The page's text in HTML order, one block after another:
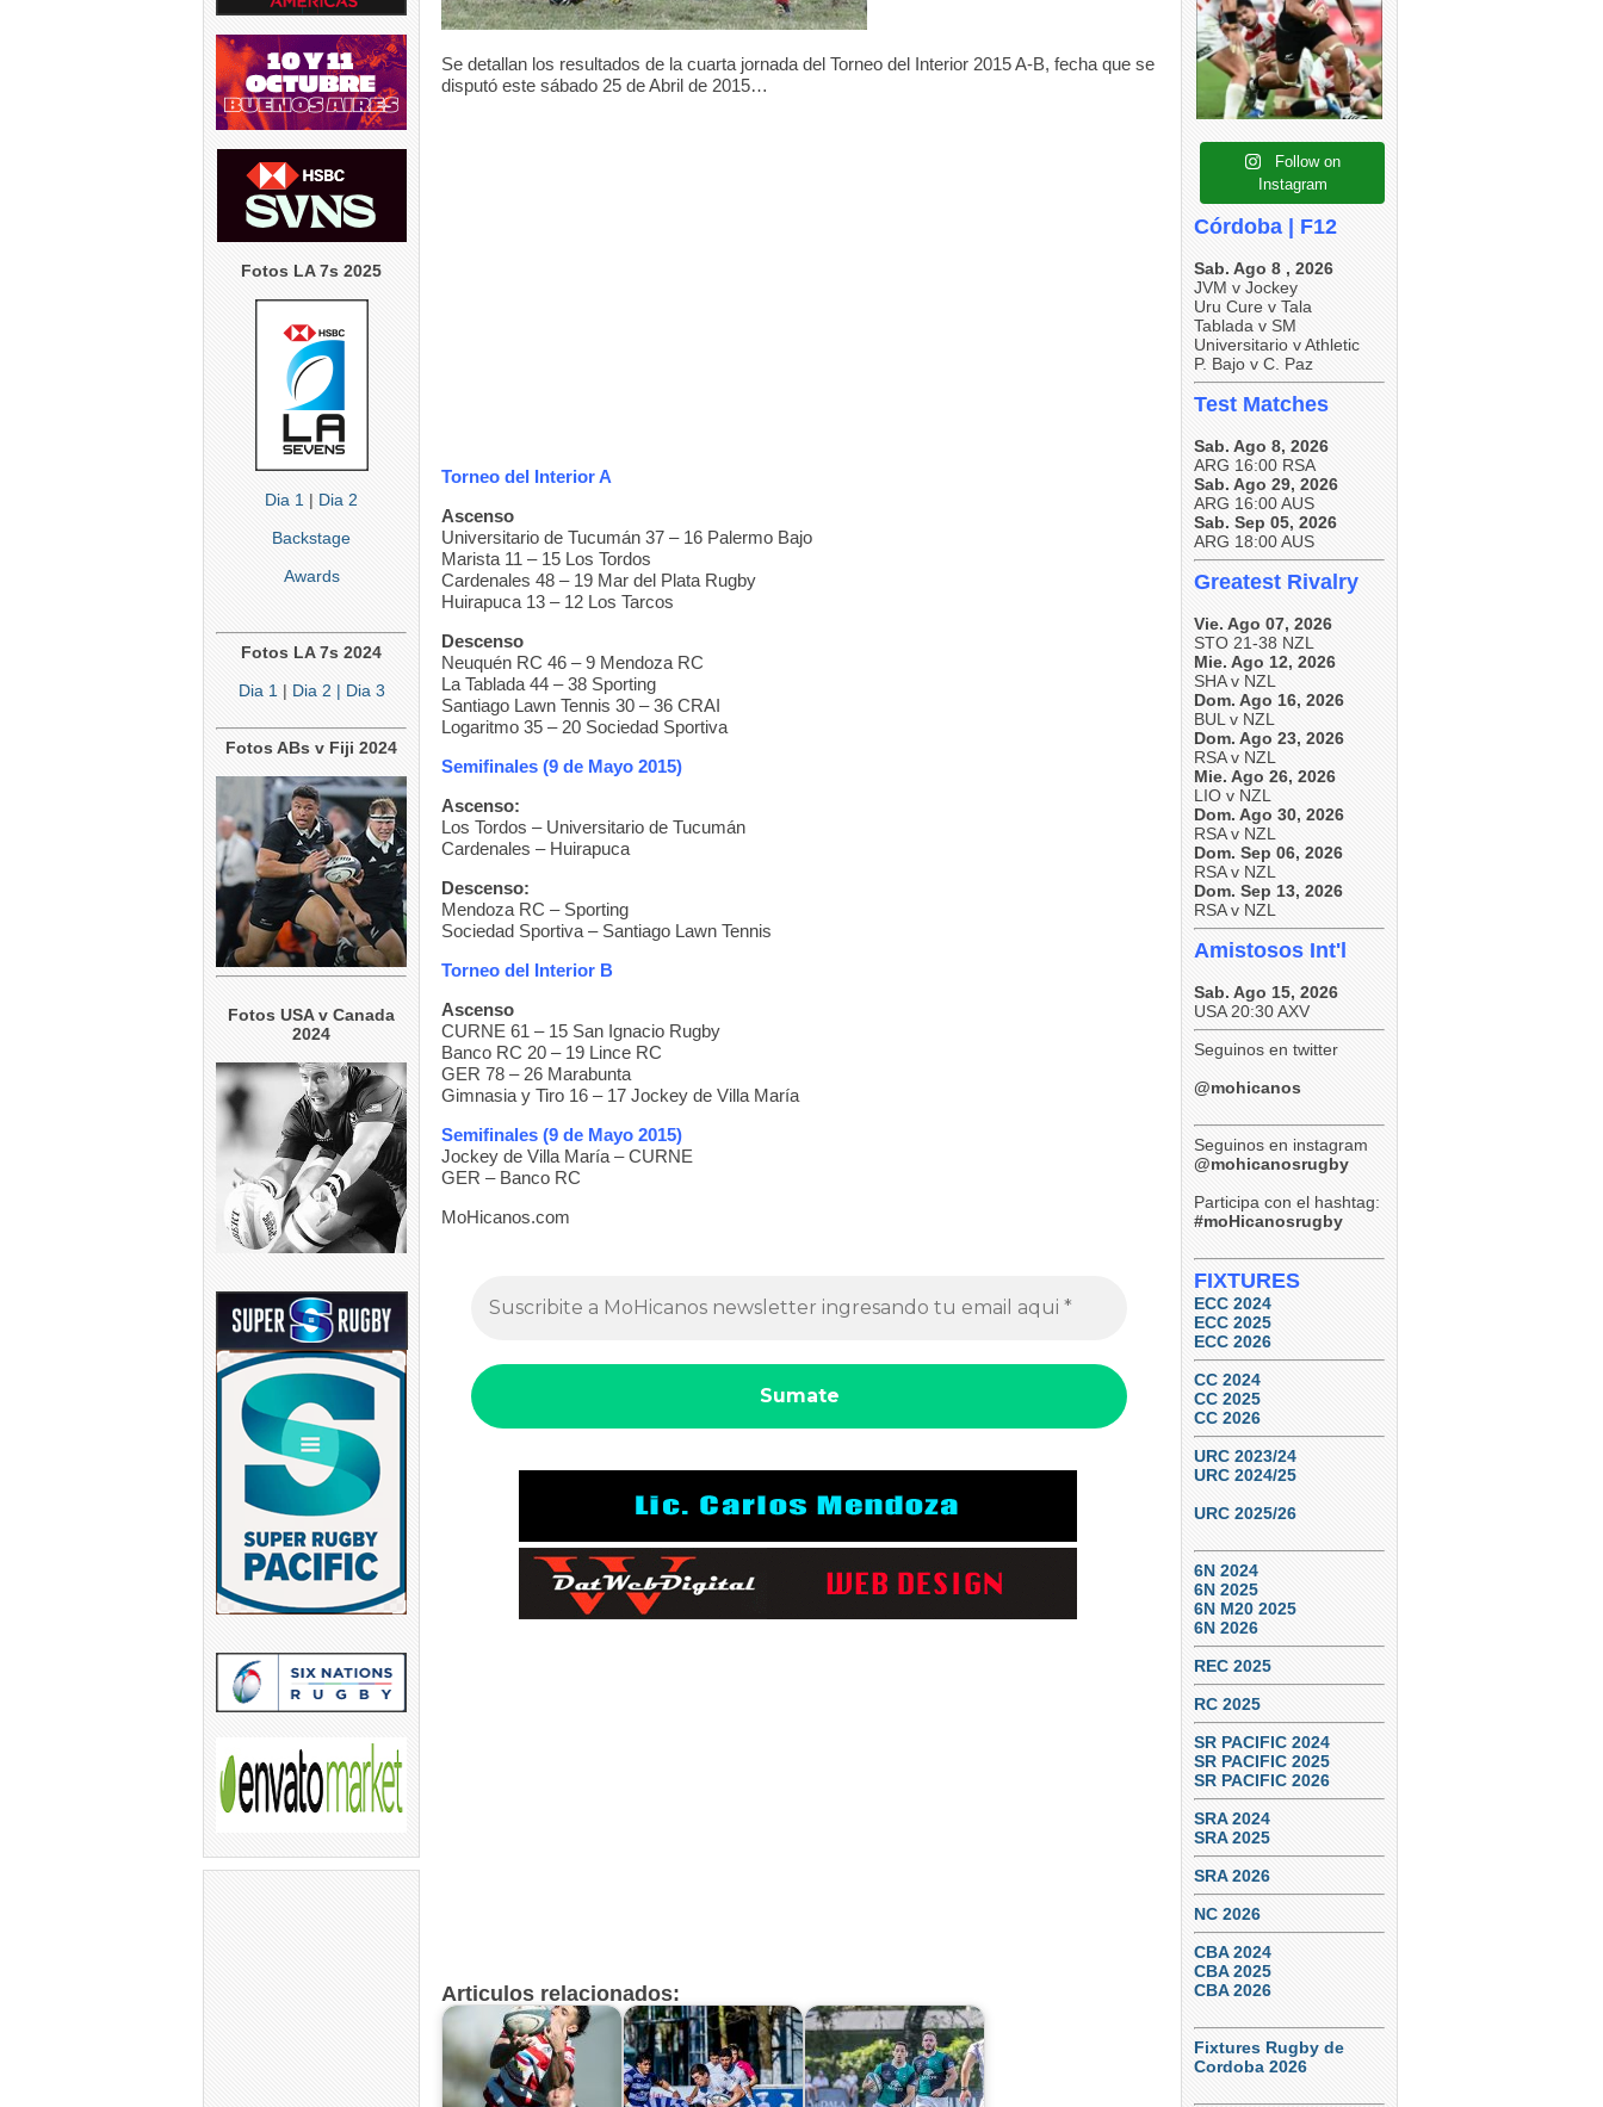
Fotos LA 7s 2025
Dia 1 | Dia 2
Backstage
Awards
Fotos LA 7s 2024
Dia 1 | Dia 2 | Dia 3
Fotos ABs v Fiji 2024
Fotos USA v Canada
2024
Se detallan los resultados de la cuarta jornada del Torneo del Interior 2015 A-B, fecha que se
disputó este sábado 25 de Abril de 2015…
Torneo del Interior A
Ascenso
Universitario de Tucumán 37 – 16 Palermo Bajo
Marista 11 – 15 Los Tordos
Cardenales 48 – 19 Mar del Plata Rugby
Huirapuca 13 – 12 Los Tarcos
Descenso
Neuquén RC 46 – 9 Mendoza RC
La Tablada 44 – 38 Sporting
Santiago Lawn Tennis 30 – 36 CRAI
Logaritmo 35 – 20 Sociedad Sportiva
Semifinales (9 de Mayo 2015)
Ascenso:
Los Tordos – Universitario de Tucumán
Cardenales – Huirapuca
Descenso:
Mendoza RC – Sporting
Sociedad Sportiva – Santiago Lawn Tennis
Torneo del Interior B
Ascenso
CURNE 61 – 15 San Ignacio Rugby
Banco RC 20 – 19 Lince RC
GER 78 – 26 Marabunta
Gimnasia y Tiro 16 – 17 Jockey de Villa María
Semifinales (9 de Mayo 2015)
Jockey de Villa María – CURNE
GER – Banco RC
MoHicanos.com
Articulos relacionados:
4 0
5 0
5 0 4 0
Follow on
Instagram
Córdoba | F12
Sab. Ago 8 , 2026
JVM v Jockey
Uru Cure v Tala
Tablada v SM
Universitario v Athletic
P. Bajo v C. Paz
Test Matches
Sab. Ago 8, 2026
ARG 16:00 RSA
Sab. Ago 29, 2026
ARG 16:00 AUS
Sab. Sep 05, 2026
ARG 18:00 AUS
Greatest Rivalry
Vie. Ago 07, 2026
STO 21-38 NZL
Mie. Ago 12, 2026
SHA v NZL
Dom. Ago 16, 2026
BUL v NZL
Dom. Ago 23, 2026
RSA v NZL
Mie. Ago 26, 2026
LIO v NZL
Dom. Ago 30, 2026
RSA v NZL
Dom. Sep 06, 2026
RSA v NZL
Dom. Sep 13, 2026
RSA v NZL
Amistosos Int'l
Sab. Ago 15, 2026
USA 20:30 AXV
Seguinos en twitter
@mohicanos
Seguinos en instagram
@mohicanosrugby
Participa con el hashtag:
#moHicanosrugby
FIXTURES
ECC 2024
ECC 2025
ECC 2026
CC 2024
CC 2025
CC 2026
URC 2023/24
URC 2024/25
URC 2025/26
6N 2024
6N 2025
6N M20 2025
6N 2026
REC 2025
RC 2025
SR PACIFIC 2024
SR PACIFIC 2025
SR PACIFIC 2026
SRA 2024
SRA 2025
SRA 2026
NC 2026
CBA 2024
CBA 2025
CBA 2026
Fixtures Rugby de
Cordoba 2026